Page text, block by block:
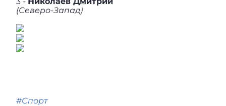
(Северо-Запад)
#Спорт